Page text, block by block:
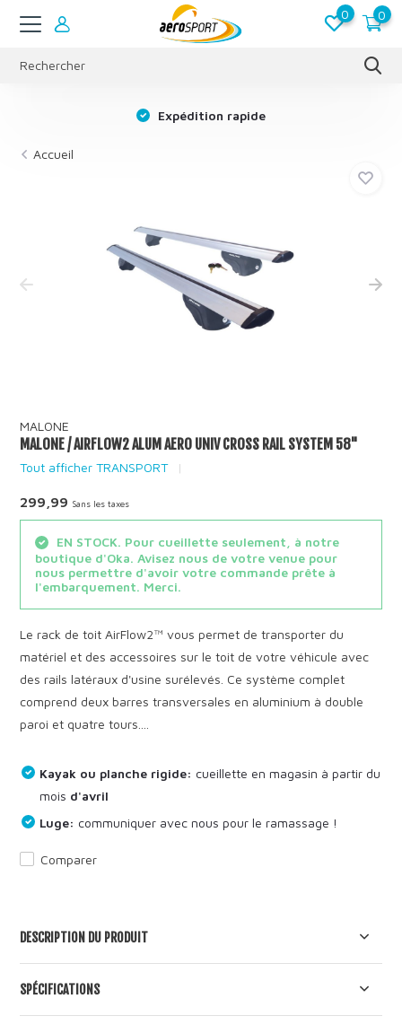
0 0
Expédition rapide
Accueil
MALONE
MALONE / AIRFLOW2 ALUM AERO UNIV CROSS RAIL SYSTEM 58"
Tout afficher TRANSPORT
299,99 Sans les taxes
EN STOCK. Pour cueillette seulement, à notre
boutique d'Oka. Avisez nous de votre venue pour
nous permettre d'avoir votre commande prête à
l'embarquement. Merci.
Le rack de toit AirFlow2™ vous permet de transporter du
matériel et des accessoires sur le toit de votre véhicule avec
des rails latéraux d'usine surélevés. Ce système complet
comprend deux barres transversales en aluminium à double
paroi et quatre tours....
Kayak ou planche rigide: cueillette en magasin à partir du
mois d'avril
Luge: communiquer avec nous pour le ramassage !
Comparer
DESCRIPTION DU PRODUIT
SPÉCIFICATIONS